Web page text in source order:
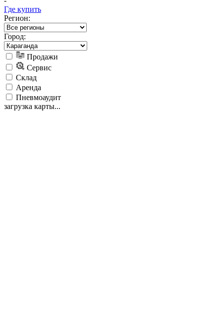
Где купить
Регион:
Город:
Продажи
Сервис
Склад
Аренда
Пневмоаудит
загрузка карты...